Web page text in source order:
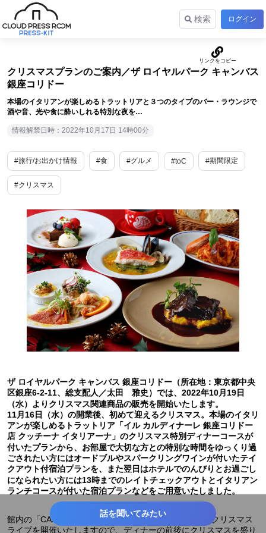
検索 ログイン
クリスマスプランのご案内／ザ ロイヤルパーク キャンバス
銀座コリドー
本場のイタリアンが楽しめるトラットリアと３つのタイプのバー・ラウンジで
酒や音、光や食に酔いしれる特別な夜を…
情報解禁日時：2022年10月17日 14時00分
#旅行/お出かけ情報 #食 #グルメ #toC #期間限定
#クリスマス
ザ ロイヤルパーク キャンバス 銀座コリドー（所在地：東京都中央
区銀座6-2-11、総支配人／太田 雅史）では、2022年10月19日
（水）よりクリスマス関連商品の販売を開始いたします。
11月16日（水）の開業後、初めて迎えるクリスマス。本場のイタリ
アンが楽しめるトラットリア「イル カルディナーレ 銀座コリドー
店 クッチーナ イタリアーナ」のクリスマス特別ディナーコースが
付いたプランから、お部屋で大切な方との特別な時間をゆっくり過
ごされたい方にはオードブルやスパークリングワインが付いたテイ
クアウト付宿泊プランを、また翌日はホテルでのんびりとお過ごし
になられたい方には13時までのレイトチェックアウトとイタリアン
ランチコースが付いた宿泊プランなどをご用意いたしました。
館内の「CANVAS LOUNGE produced by P.C.M.」ではクリスマス
ライブを開催いたしますので、ディナーの前後にクリスマスを盛り
話を聞いてみたい